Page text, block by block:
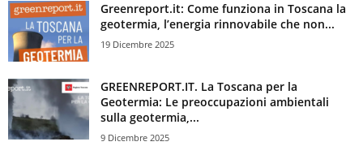
Greenreport.it: Come funziona in Toscana la
geotermia, l’energia rinnovabile che non...
19 Dicembre 2025
GREENREPORT.IT. La Toscana per la
Geotermia: Le preoccupazioni ambientali
sulla geotermia,...
9 Dicembre 2025